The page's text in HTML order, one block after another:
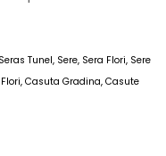
Tunel, Sere, Sera Flori, Sere
Casuta Gradina, Casute